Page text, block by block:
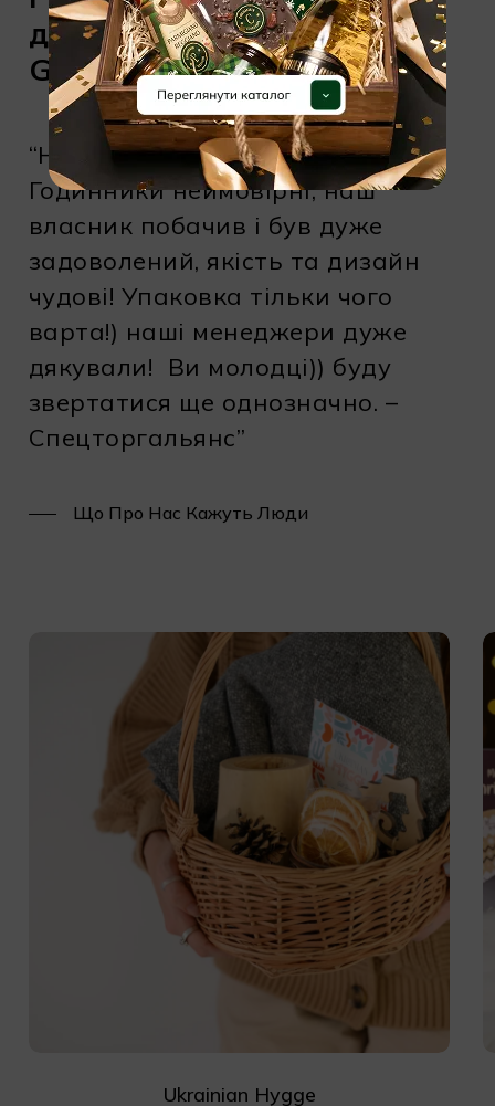
до такої нагоди від
GiftIdeas
“Нам все дуже сподобалось!
Годинники неймовірні, наш
власник побачив і був дуже
задоволений, якість та дизайн
чудові! Упаковка тільки чого
варта!) наші менеджери дуже
дякували! Ви молодці)) буду
звертатися ще однозначно. –
Спецторгальянс”
Що Про Нас Кажуть Люди
Ukrainian Hygge